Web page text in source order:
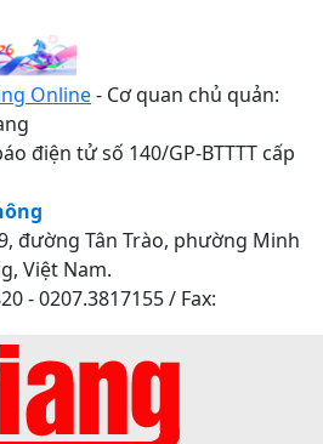
Online- Cơ quan chủ quản:
điện tử số 140/GP-BTTTT cấp
đường Tân Trào, phường Minh
Việt Nam.
- 0207.3817155 / Fax: